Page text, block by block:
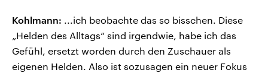
Kohlmann: ...ich beobachte das so bisschen. Diese
„Helden des Alltags“ sind irgendwie, habe ich das
Gefühl, ersetzt worden durch den Zuschauer als
eigenen Helden. Also ist sozusagen ein neuer Fokus